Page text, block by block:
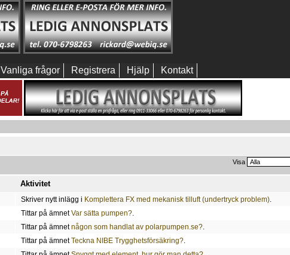
Vanliga frågor Registrera Hjälp Kontakt
Visa
Aktivitet
Skriver nytt inlägg i Komplettera FX med mekanisk tilluft (undertryck problem).
Tittar på ämnetVar sätta pumpen?.
Tittar på ämnetnågon som handlat av polarpumpen.se?.
Tittar på ämnetTeckna NIBE Trygghetsförsäkring?.